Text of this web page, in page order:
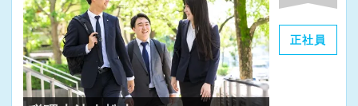
＜先輩スタッフの声＞
Q. 当事務所を選んだ理由は？
A. 幅広い業務を経験できる点に魅力を感じ、入
所を決めました。
正社員